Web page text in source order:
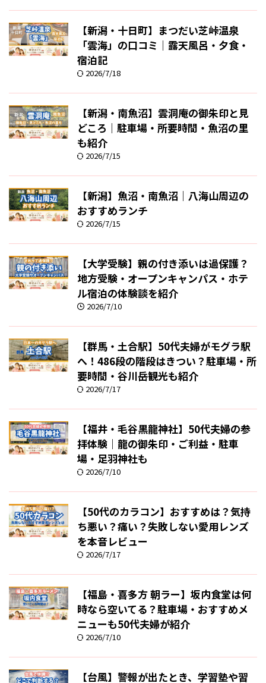
【新潟・十日町】まつだい芝峠温泉
「雲海」の口コミ｜露天風呂・夕食・
宿泊記
2026/7/18
【新潟・南魚沼】雲洞庵の御朱印と見
どころ｜駐車場・所要時間・魚沼の里
も紹介
2026/7/15
【新潟】魚沼・南魚沼｜八海山周辺の
おすすめランチ
2026/7/15
【大学受験】親の付き添いは過保護？
地方受験・オープンキャンパス・ホテ
ル宿泊の体験談を紹介
2026/7/10
【群馬・土合駅】50代夫婦がモグラ駅
へ！486段の階段はきつい？駐車場・所
要時間・谷川岳観光も紹介
2026/7/17
【福井・毛谷黒龍神社】50代夫婦の参
拝体験｜龍の御朱印・ご利益・駐車
場・足羽神社も
2026/7/10
【50代のカラコン】おすすめは？気持
ち悪い？痛い？失敗しない愛用レンズ
を本音レビュー
2026/7/17
【福島・喜多方 朝ラー】坂内食堂は何
時なら空いてる？駐車場・おすすめメ
ニューも50代夫婦が紹介
2026/7/10
【台風】警報が出たとき、学習塾や習